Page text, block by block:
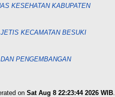
KESEHATAN KABUPATEN
KECAMATAN BESUKI
PENGEMBANGAN
on Sat Aug 8 22:23:44 2026 WIB.